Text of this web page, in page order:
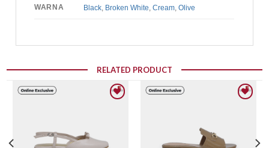
WARNA Black Broken White ,Cream ,Olive
RELATED PRODUCT